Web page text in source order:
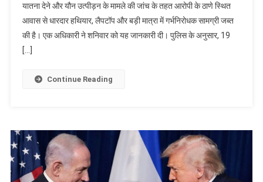
यातना देने और यौन उत्पीड़न के मामले की जांच के तहत आरोपी के ठाणे स्थित
आवास से धारदार हथियार, लैपटॉप और बड़ी मात्रा में गर्भनिरोधक सामग्री जब्त
की है। एक अधिकारी ने शनिवार को यह जानकारी दी। पुलिस के अनुसार, 19
[…]
Continue Reading